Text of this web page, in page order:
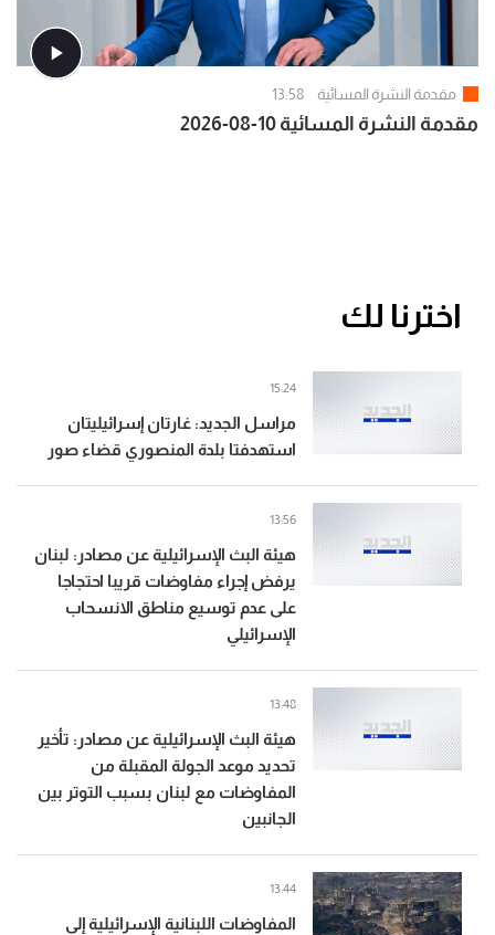
مقدمة النشرة المسائية 13:58
مقدمة النشرة المسائية 10-08-2026
اخترنا لك
مراسل الجديد: غارتان إسرائيليتان
استهدفتا بلدة المنصوري قضاء صور
15:24
هيئة البث الإسرائيلية عن مصادر: لبنان
يرفض إجراء مفاوضات قريبا احتجاجا
على عدم توسيع مناطق الانسحاب
الإسرائيلي
13:56
هيئة البث الإسرائيلية عن مصادر: تأخير
تحديد موعد الجولة المقبلة من
المفاوضات مع لبنان بسبب التوتر بين
الجانبين
13:48
المفاوضات اللبنانية الإسرائيلية إلى
13:44